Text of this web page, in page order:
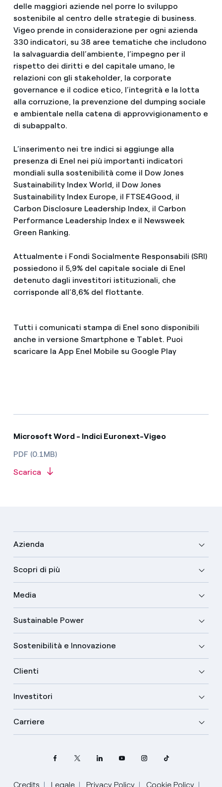
delle maggiori aziende nel porre lo sviluppo
sostenibile al centro delle strategie di business.
Vigeo prende in considerazione per ogni azienda
330 indicatori, su 38 aree tematiche che includono
la salvaguardia dell’ambiente, l’impegno per il
rispetto dei diritti e del capitale umano, le
relazioni con gli stakeholder, la corporate
governance e il codice etico, l’integrità e la lotta
alla corruzione, la prevenzione del dumping sociale
e ambientale nella catena di approvvigionamento e
di subappalto.
L’inserimento nei tre indici si aggiunge alla
presenza di Enel nei più importanti indicatori
mondiali sulla sostenibilità come il Dow Jones
Sustainability Index World, il Dow Jones
Sustainability Index Europe, il FTSE4Good, il
Carbon Disclosure Leadership Index, il Carbon
Performance Leadership Index e il Newsweek
Green Ranking.
Attualmente i Fondi Socialmente Responsabili (SRI)
possiedono il 5,9% del capitale sociale di Enel
detenuto dagli investitori istituzionali, che
corrisponde all’8,6% del flottante.
Tutti i comunicati stampa di Enel sono disponibili
anche in versione Smartphone e Tablet. Puoi
scaricare la App Enel Mobile su Google Play
Microsoft Word - Indici Euronext-Vigeo
PDF (0.1MB)
Scarica
Azienda
Scopri di più
Media
Sustainable Power
Sostenibilità e Innovazione
Clienti
Investitori
Carriere
Credits Legale Privacy Policy Cookie Policy